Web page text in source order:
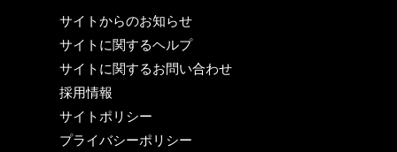
サイトからのお知らせ
サイトに関するヘルプ
サイトに関するお問い合わせ
採用情報
サイトポリシー
プライバシーポリシー